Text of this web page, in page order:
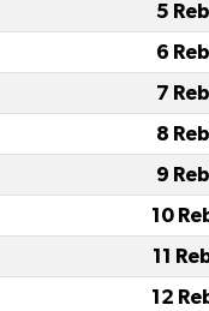
5
6
7
8
9
10
11
12